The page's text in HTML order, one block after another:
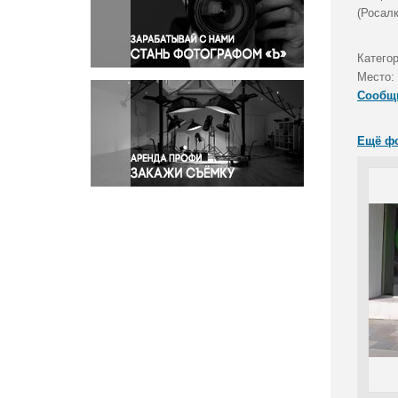
Правосудие
Происшествия и конфликты
Религия
Светская жизнь
Спорт
Экология
Экономика и бизнес
Место:
Ещё